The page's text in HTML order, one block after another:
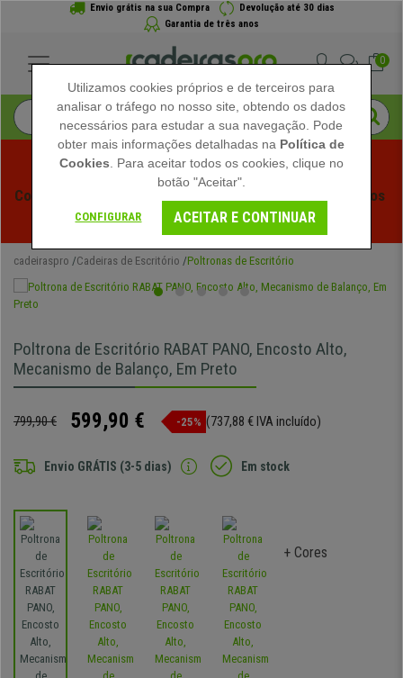
Envio grátis na sua Compra
Devolução até 30 dias
Garantia de três anos
0
Começam os Saldos de Verão em Cadeiraspro! Descontos
Exclusivos por Tempo Limitado - Ver Promoção
cadeiraspro Cadeiras de Escritório Poltronas de Escritório
Poltrona de Escritório RABAT PANO, Encosto Alto,
Mecanismo de Balanço, Em Preto
799,90 € 599,90 € -25% (737,88 € IVA incluído)
Envio GRÁTIS (3-5 dias) Em stock
+ Cores
Utilizamos cookies próprios e de terceiros para
analisar o tráfego no nosso site, obtendo os dados
necessários para estudar a sua navegação. Pode
obter mais informações detalhadas na Política de
Cookies . Para aceitar todos os cookies, clique no
botão "Aceitar".
CONFIGURAR ACEITAR E CONTINUAR